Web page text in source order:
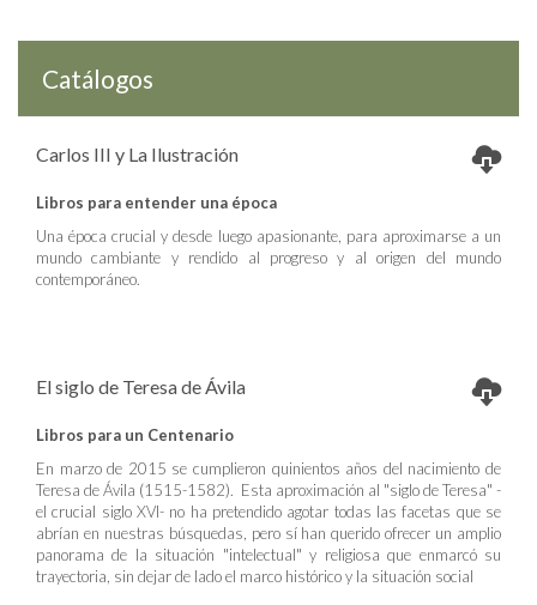
Catálogos
Carlos III y La Ilustración
Libros para entender una época
Una época crucial y desde luego apasionante, para aproximarse a un
mundo cambiante y rendido al progreso y al origen del mundo
contemporáneo.
El siglo de Teresa de Ávila
Libros para un Centenario
En marzo de 2015 se cumplieron quinientos años del nacimiento de
Teresa de Ávila (1515-1582). Esta aproximación al "siglo de Teresa" -
el crucial siglo XVI- no ha pretendido agotar todas las facetas que se
abrían en nuestras búsquedas, pero sí han querido ofrecer un amplio
panorama de la situación "intelectual" y religiosa que enmarcó su
trayectoria, sin dejar de lado el marco histórico y la situación social